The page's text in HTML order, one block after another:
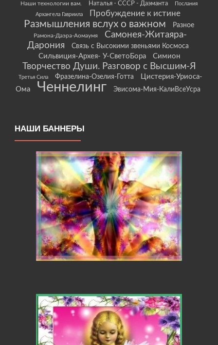
Наши технологии вам.
Наталья - СССР - Даэманта
Послания
Архангела Гавриила
Пробуждение к истине
Размышления вслух о важном Разное
Рамона-Даэра-Аомаумя
Самонея-Житаяра-
Дарония
Связь с Высокими звеньями Космоса
Сильвиция-Архея- У-СветоБора Симион
Творчество Души. Разговор с Высшим-Я
Третья Сила Фразелина-Озелия-Готта
Цистерия-Уриоса-
Ома
Ченнелинг Эвисома-Мия-КалиВсеУсра
НАШИ БАННЕРЫ